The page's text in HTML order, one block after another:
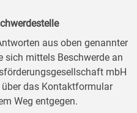
aus oben genannter
sich mittels Beschwerde an
mbH
über das Kontaktformular
Weg entgegen.